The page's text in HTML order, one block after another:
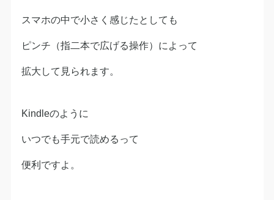
スマホの中で小さく感じたとしても
ピンチ（指二本で広げる操作）によって
拡大して見られます。
Kindleのように
いつでも手元で読めるって
便利ですよ。